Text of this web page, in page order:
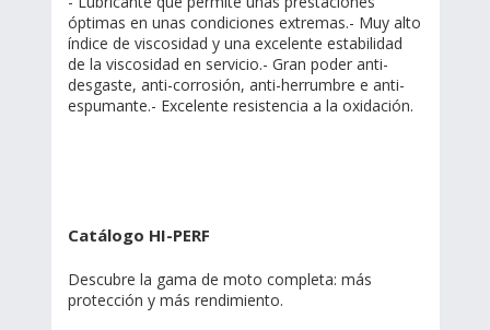
óptimas en unas condiciones extremas.- Muy alto
índice de viscosidad y una excelente estabilidad
de la viscosidad en servicio.- Gran poder anti-
desgaste, anti-corrosión, anti-herrumbre e anti-
espumante.- Excelente resistencia a la oxidación.
Catálogo HI-PERF
Descubre la gama de moto completa: más
protección y más rendimiento.